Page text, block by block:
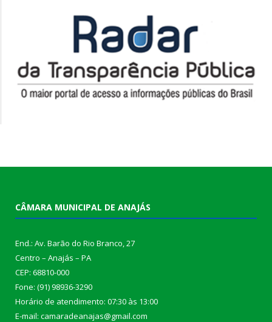
CÂMARA MUNICIPAL DE ANAJÁS
End.: Av. Barão do Rio Branco, 27
Centro – Anajás – PA
CEP: 68810-000
Fone: (91) 98936-3290
Horário de atendimento: 07:30 às 13:00
E-mail: camaradeanajas@gmail.com